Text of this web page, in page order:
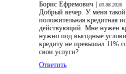
Борис Ефремович | 03.08.2026
Добрый вечер. У меня
положительная кредитная
действующий. Мне нужен
нужно под выгодные
кредиту не превышал 11%
свои услуги?
Ответить